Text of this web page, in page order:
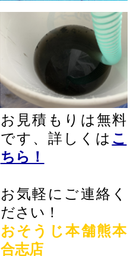
お見積もりは無料
です、詳しくは こ
ちら！
お気軽にご連絡く
ださい！
おそうじ本舗熊本
合志店